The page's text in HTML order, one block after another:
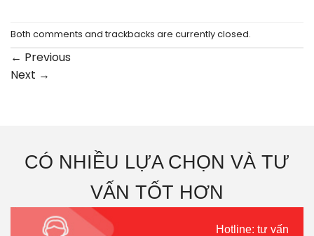
Both comments and trackbacks are currently closed.
← Previous
Next →
CÓ NHIỀU LỰA CHỌN VÀ TƯ
VẤN TỐT HƠN
Hotline: tư vấn